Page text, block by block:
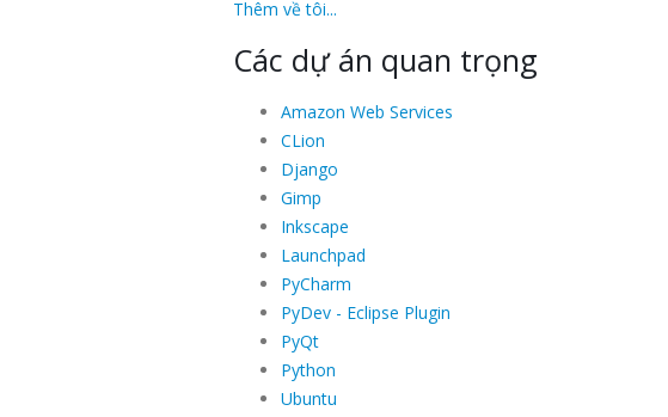
Thêm về tôi...
Các dự án quan trọng
Amazon Web Services
CLion
Django
Gimp
Inkscape
Launchpad
PyCharm
PyDev - Eclipse Plugin
PyQt
Python
Ubuntu